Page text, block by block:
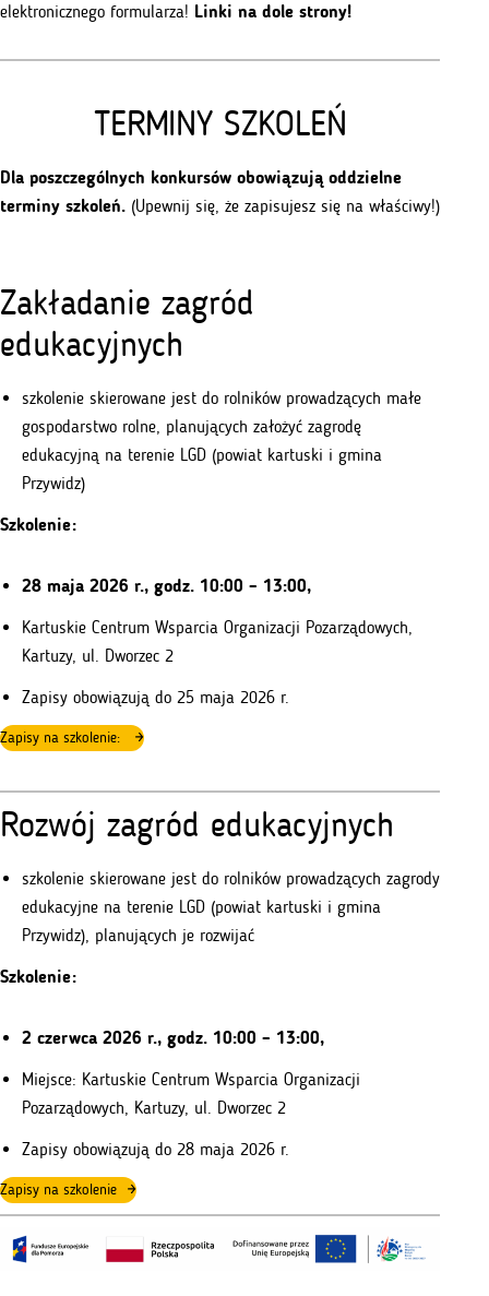
elektronicznego formularza! Linki na dole strony!
TERMINY SZKOLEŃ
Dla poszczególnych konkursów obowiązują oddzielne
terminy szkoleń. (Upewnij się, że zapisujesz się na właściwy!)
Zakładanie zagród
edukacyjnych
szkolenie skierowane jest do rolników prowadzących małe
gospodarstwo rolne, planujących założyć zagrodę
edukacyjną na terenie LGD (powiat kartuski i gmina
Przywidz)
Szkolenie:
28 maja 2026 r., godz. 10:00 – 13:00,
Kartuskie Centrum Wsparcia Organizacji Pozarządowych,
Kartuzy, ul. Dworzec 2
Zapisy obowiązują do 25 maja 2026 r.
Zapisy na szkolenie:
Rozwój zagród edukacyjnych
szkolenie skierowane jest do rolników prowadzących zagrody
edukacyjne na terenie LGD (powiat kartuski i gmina
Przywidz), planujących je rozwijać
Szkolenie:
2 czerwca 2026 r., godz. 10:00 – 13:00,
Miejsce: Kartuskie Centrum Wsparcia Organizacji
Pozarządowych, Kartuzy, ul. Dworzec 2
Zapisy obowiązują do 28 maja 2026 r.
Zapisy na szkolenie